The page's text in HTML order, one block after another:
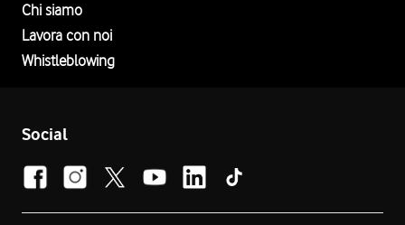
Chi siamo
Lavora con noi
Whistleblowing
Social